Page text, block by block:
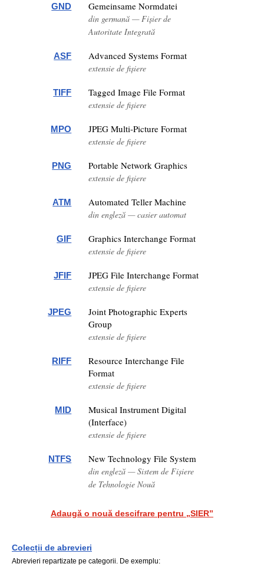
GND Gemeinsame Normdatei
din germană — Fișier de
Autoritate Integrată
ASF Advanced Systems Format
extensie de fișiere
TIFF Tagged Image File Format
extensie de fișiere
MPO JPEG Multi-Picture Format
extensie de fișiere
PNG Portable Network Graphics
extensie de fișiere
ATM Automated Teller Machine
din engleză — casier automat
GIF Graphics Interchange Format
extensie de fișiere
JFIF JPEG File Interchange Format
extensie de fișiere
JPEG
Joint Photographic Experts
Group
extensie de fișiere
RIFF
Resource Interchange File
Format
extensie de fișiere
MID
Musical Instrument Digital
(Interface)
extensie de fișiere
NTFS New Technology File System
din engleză — Sistem de Fișiere
de Tehnologie Nouă
Adaugă o nouă descifrare pentru „SIER”
Colecții de abrevieri
Abrevieri repartizate pe categorii. De exemplu: